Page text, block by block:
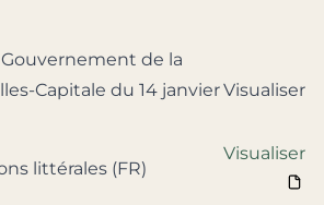
de la
Capitale du 14 janvierVisualiser
littérales (FR)
Visualiser